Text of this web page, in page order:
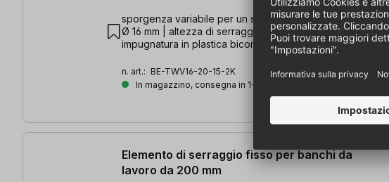
sporgenza variabile per un serraggio preciso | bullone -
Ø 16 mm | altezza di serraggio max. 200 mm | con
impugnatura in plastica bicomponente
n. art.: BE-TWV16-20-15-2K
In magazzino, consegna in 1-2 giorni lavorativi
Elemento di serraggio fisso per banchi da
lavoro da 200 mm